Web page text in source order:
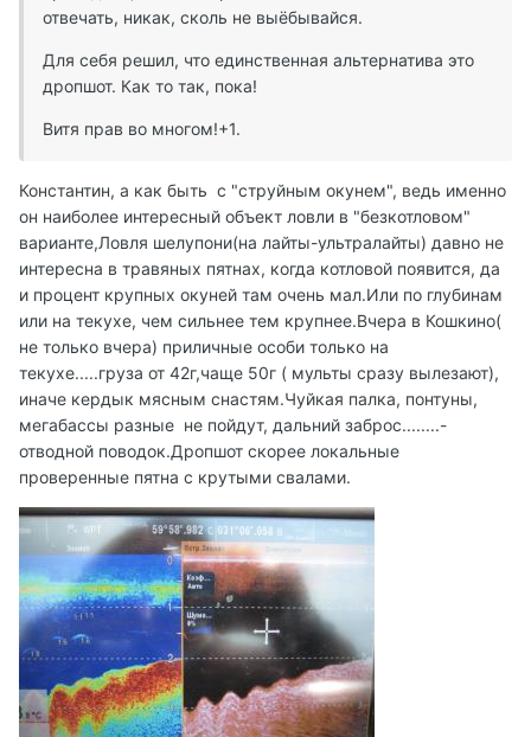
отвечать, никак, сколь не выёбывайся.
Для себя решил, что единственная альтернатива это
дропшот. Как то так, пока!
Витя прав во многом!+1.
Константин, а как быть с "струйным окунем", ведь именно
он наиболее интересный объект ловли в "безкотловом"
варианте,Ловля шелупони(на лайты-ультралайты) давно не
интересна в травяных пятнах, когда котловой появится, да
и процент крупных окуней там очень мал.Или по глубинам
или на текухе, чем сильнее тем крупнее.Вчера в Кошкино(
не только вчера) приличные особи только на
текухе.....груза от 42г,чаще 50г ( мульты сразу вылезают),
иначе кердык мясным снастям.Чуйкая палка, понтуны,
мегабассы разные не пойдут, дальний заброс........-
отводной поводок.Дропшот скорее локальные
проверенные пятна с крутыми свалами.